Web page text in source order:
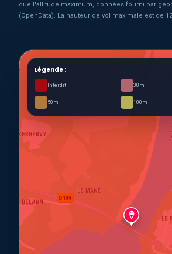
que l'altitude maximum, données fourni par
(OpenData). La hauteur de vol maximale est de
Légende :
Interdit 30m
50m 100m